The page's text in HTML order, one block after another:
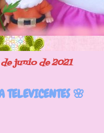
junio de 2021
🌸